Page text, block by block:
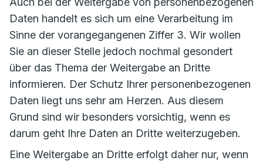
Daten handelt es sich um eine Verarbeitung im
Sinne der vorangegangenen Ziffer 3. Wir wollen
Sie an dieser Stelle jedoch nochmal gesondert
über das Thema der Weitergabe an Dritte
informieren. Der Schutz Ihrer personenbezogenen
Daten liegt uns sehr am Herzen. Aus diesem
Grund sind wir besonders vorsichtig, wenn es
darum geht Ihre Daten an Dritte weiterzugeben.
Eine Weitergabe an Dritte erfolgt daher nur, wenn